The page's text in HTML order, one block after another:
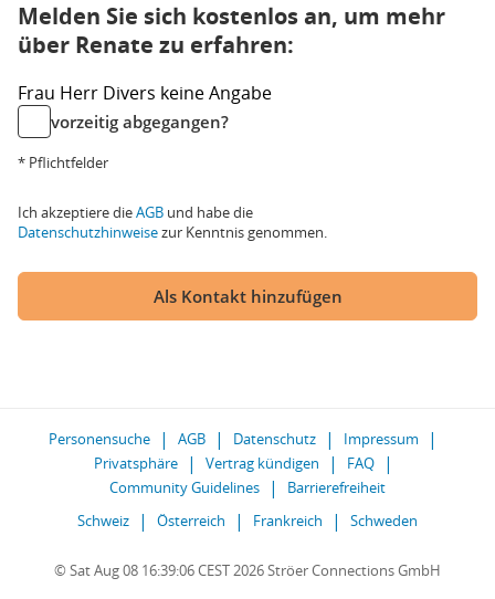
Melden Sie sich kostenlos an, um mehr
über Renate zu erfahren:
Frau Herr Divers keine Angabe
vorzeitig abgegangen?
* Pflichtfelder
Ich akzeptiere dieAGB und habe die
Datenschutzhinweisezur Kenntnis genommen.
Als Kontakt hinzufügen
Personensuche AGB Datenschutz
Impressum
Privatsphäre
Vertrag kündigen
FAQ
Community Guidelines
Barrierefreiheit
Schweiz
Österreich Frankreich Schweden
© Sat Aug 08 16:39:06 CEST 2026 Ströer Connections GmbH